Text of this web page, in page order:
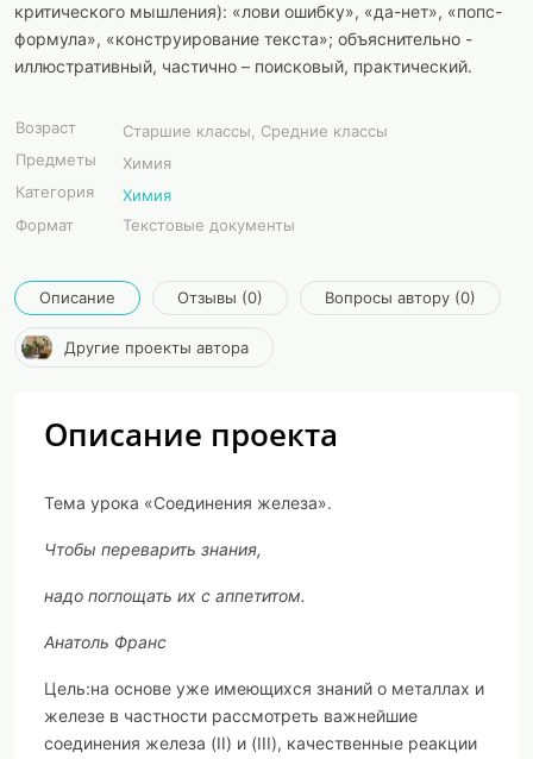
критического мышления): «лови ошибку», «да-нет», «попс-
формула», «конструирование текста»; объяснительно -
иллюстративный, частично – поисковый, практический.
Возраст
Старшие классы, Средние классы
Предметы
Химия
Категория
Химия
Формат
Текстовые документы
Описание Отзывы (0) Вопросы автору (0)
Другие проекты автора
Описание проекта
Тема урока «Соединения железа».
Чтобы переварить знания,
надо поглощать их с аппетитом.
Анатоль Франс
Цель:на основе уже имеющихся знаний о металлах и
железе в частности рассмотреть важнейшие
соединения железа (II) и (III), качественные реакции